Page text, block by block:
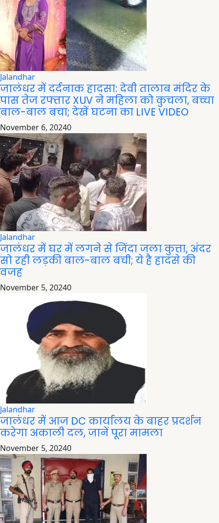
Jalandhar
जालंधर में दर्दनाक हादसा: देवी तालाब मंदिर के
पास तेज रफ्तार XUV ने महिला को कुचला, बच्चा
बाल-बाल बचा; देखें घटना का LIVE VIDEO
November 6, 20240
Jalandhar
जालंधर में घर में लगने से जिंदा जला कुत्ता, अंदर
सो रही लड़की बाल-बाल बची; ये है हादसे की
वजह
November 5, 20240
Jalandhar
जालंधर में आज DC कार्यालय के बाहर प्रदर्शन
करेगा अकाली दल, जानें पूरा मामला
November 5, 20240